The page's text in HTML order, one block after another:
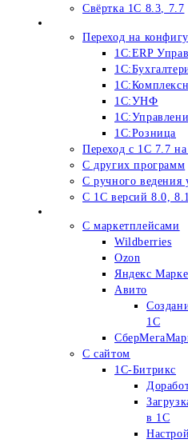
Свёртка 1С 8.3, 7.7
Переход на
1С:ERP
1С:УНФ
1С:Розница
Переход c 1C 7.7
С других программ
С ручного ведения
С 1С версий 8.0,
С маркетплейсами
Wildberries
Ozon
Яндекс
Авито
1С
С сайтом
1С-Битрикс
в 1С